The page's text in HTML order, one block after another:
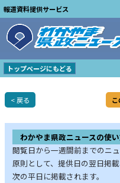
報道資料提供サービス
トップページにもどる
< 戻る
わかやま県政ニュースの使
閲覧日から一週間前までのニ
原則として、提供日の翌日掲
次の平日に掲載されます。